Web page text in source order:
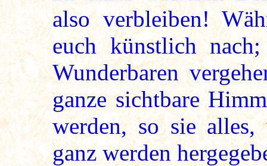
also verbleiben!
euch künstlich
Wunderbaren
ganze sichtbare
werden, so sie
ganz werden